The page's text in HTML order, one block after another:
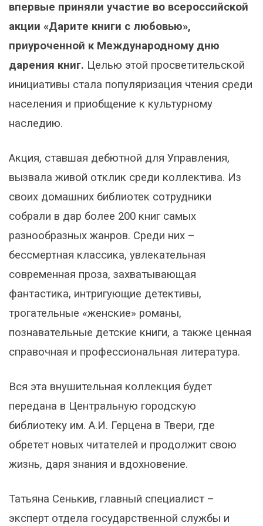
впервые приняли участие во всероссийской
акции «Дарите книги с любовью»,
приуроченной к Международному дню
дарения книг. Целью этой просветительской
инициативы стала популяризация чтения среди
населения и приобщение к культурному
наследию.
Акция, ставшая дебютной для Управления,
вызвала живой отклик среди коллектива. Из
своих домашних библиотек сотрудники
собрали в дар более 200 книг самых
разнообразных жанров. Среди них –
бессмертная классика, увлекательная
современная проза, захватывающая
фантастика, интригующие детективы,
трогательные «женские» романы,
познавательные детские книги, а также ценная
справочная и профессиональная литература.
Вся эта внушительная коллекция будет
передана в Центральную городскую
библиотеку им. А.И. Герцена в Твери, где
обретет новых читателей и продолжит свою
жизнь, даря знания и вдохновение.
Татьяна Сенькив, главный специалист –
эксперт отдела государственной службы и